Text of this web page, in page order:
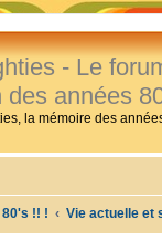
- Le
des années
la mémoire des
80's !! ! Vie actuelle et